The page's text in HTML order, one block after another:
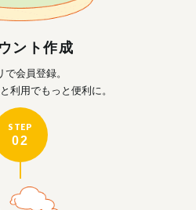
ント作成
で会員登録。
利用でもっと便利に。
STEP
02